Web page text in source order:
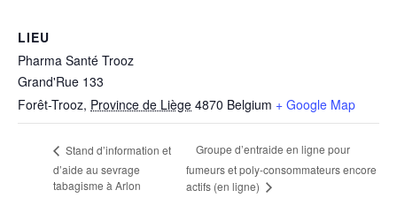
LIEU
Pharma Santé Trooz
Grand'Rue 133
Forêt-Trooz, Province de Liège 4870 Belgium + Google Map
Stand d’information et
d’aide au sevrage
tabagisme à Arlon
Groupe d’entraide en ligne pour
fumeurs et poly-consommateurs encore
actifs (en ligne)